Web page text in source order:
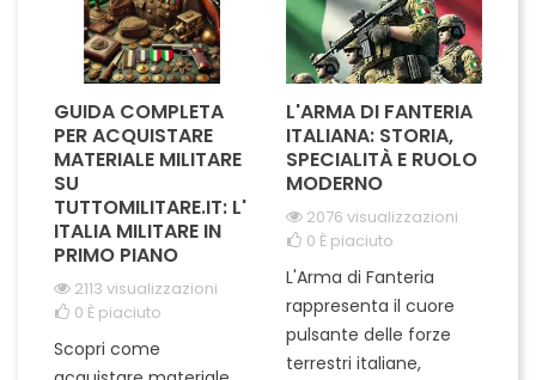
GUIDA COMPLETA
PER ACQUISTARE
MATERIALE MILITARE
SU
TUTTOMILITARE.IT: L'
ITALIA MILITARE IN
PRIMO PIANO
2113 visualizzazioni
0 È piaciuto
Scopri come
L'ARMA DI FANTERIA
ITALIANA: STORIA,
SPECIALITÀ E RUOLO
MODERNO
2076 visualizzazioni
0 È piaciuto
L'Arma di Fanteria
rappresenta il cuore
pulsante delle forze
terrestri italiane,